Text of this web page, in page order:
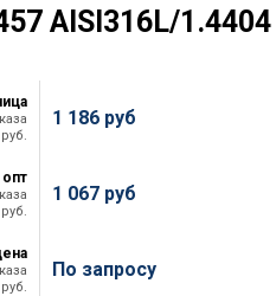
AISI316L/1.4404
1 186 руб
1 067 руб
По запросу